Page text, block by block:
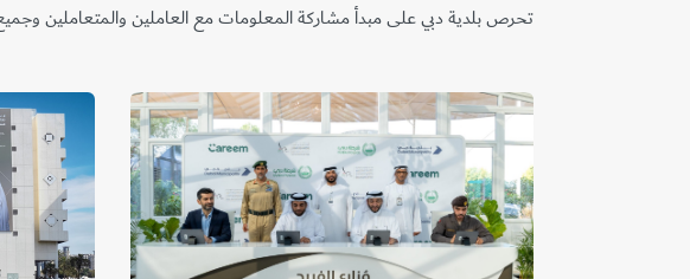
تحرص بلدية دبي على مبدأ مشاركة المعلومات مع العاملين والمتعاملين